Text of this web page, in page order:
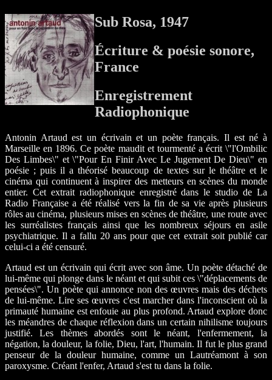
Sub Rosa, 1947
Écriture & poésie sonore,
France
Enregistrement
Radiophonique
Antonin Artaud est un écrivain et un poète français. Il est né à
Marseille en 1896. Ce poète maudit et tourmenté a écrit \"l'Ombilic
Des Limbes\" et \"Pour En Finir Avec Le Jugement De Dieu\" en
poésie ; puis il a théorisé beaucoup de textes sur le théâtre et le
cinéma qui continuent à inspirer des metteurs en scènes du monde
entier. Cet extrait radiophonique enregistré dans le studio de La
Radio Française a été réalisé vers la fin de sa vie après plusieurs
rôles au cinéma, plusieurs mises en scènes de théâtre, une route avec
les surréalistes français ainsi que les nombreux séjours en asile
psychiatrique. Il a fallu 20 ans pour que cet extrait soit publié car
celui-ci a été censuré.
Artaud est un écrivain qui écrit avec son âme. Un poète détaché de
lui-même qui plonge dans le néant et qui subit ces \"déplacements de
pensées\". Un poète qui annonce non des œuvres mais des déchets
de lui-même. Lire ses œuvres c'est marcher dans l'inconscient où la
primauté humaine est enfouie au plus profond. Artaud explore donc
les méandres de chaque réflexion dans un certain nihilisme toujours
justifié. Les thèmes abordés sont le néant, l'enfermement, la
négation, la douleur, la folie, Dieu, l'art, l'humain. Il fut le plus grand
penseur de la douleur humaine, comme un Lautréamont à son
paroxysme. Créant l'enfer, Artaud s'est tu dans la folie.